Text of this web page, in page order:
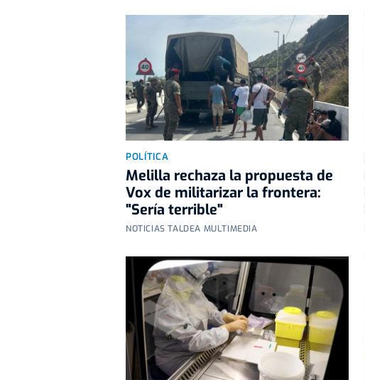
POLÍTICA
Melilla rechaza la propuesta de
Vox de militarizar la frontera:
"Sería terrible"
NOTICIAS TALDEA MULTIMEDIA